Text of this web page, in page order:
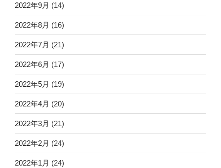
2022年9月 (14)
2022年8月 (16)
2022年7月 (21)
2022年6月 (17)
2022年5月 (19)
2022年4月 (20)
2022年3月 (21)
2022年2月 (24)
2022年1月 (24)